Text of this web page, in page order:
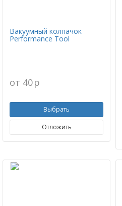
Вакуумный колпачок
Performance Tool
от 40p
Выбрать
Отложить